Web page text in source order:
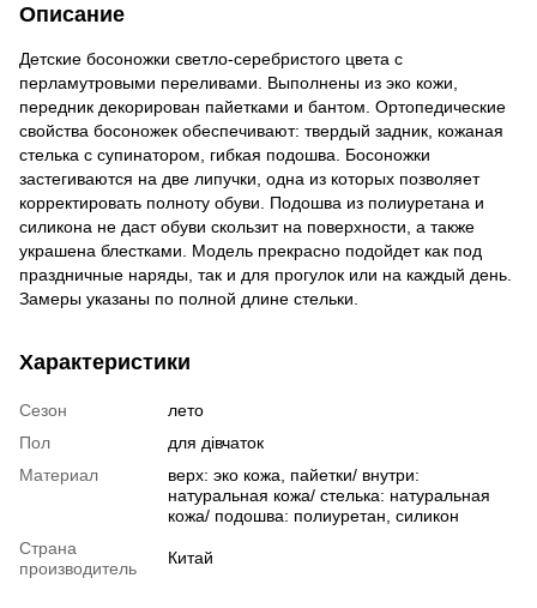
Описание
Детские босоножки светло-серебристого цвета с
перламутровыми переливами. Выполнены из эко кожи,
передник декорирован пайетками и бантом. Ортопедические
свойства босоножек обеспечивают: твердый задник, кожаная
стелька с супинатором, гибкая подошва. Босоножки
застегиваются на две липучки, одна из которых позволяет
корректировать полноту обуви. Подошва из полиуретана и
силикона не даст обуви скользит на поверхности, а также
украшена блестками. Модель прекрасно подойдет как под
праздничные наряды, так и для прогулок или на каждый день.
Замеры указаны по полной длине стельки.
Характеристики
Сезон
лето
Пол
для дівчаток
Материал
верх: эко кожа, пайетки/ внутри:
натуральная кожа/ стелька: натуральная
кожа/ подошва: полиуретан, силикон
Страна
производитель
Китай